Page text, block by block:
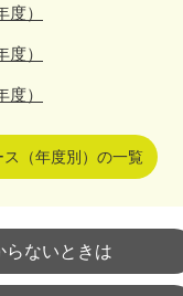
）
）
）
ス（年度別）の一覧
らないときは